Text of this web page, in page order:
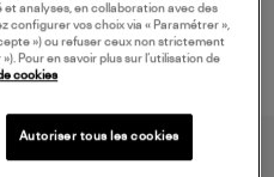
analyses, en collaboration avec des
configurer vos choix via « Paramétrer »,
») ou refuser ceux non strictement
Pour en savoir plus sur l’utilisation de
cookies
Autoriser tous les cookies